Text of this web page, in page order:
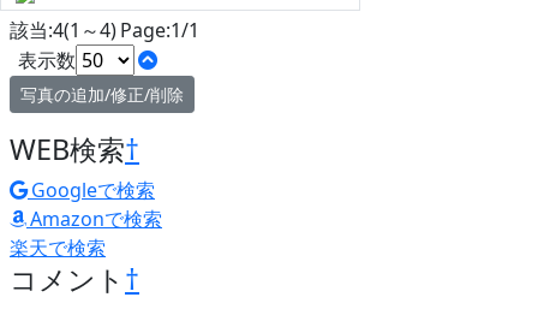
該当:4(1～4) Page:1/1
表示数
写真の追加/修正/削除
WEB検索†
Googleで検索
Amazonで検索
楽天で検索
コメント †